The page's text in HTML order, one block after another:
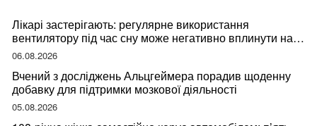
Лікарі застерігають: регулярне використання
вентилятору під час сну може негативно вплинути на
ваше здоров’я
06.08.2026
Вчений з досліджень Альцгеймера порадив щоденну
добавку для підтримки мозкової діяльності
05.08.2026